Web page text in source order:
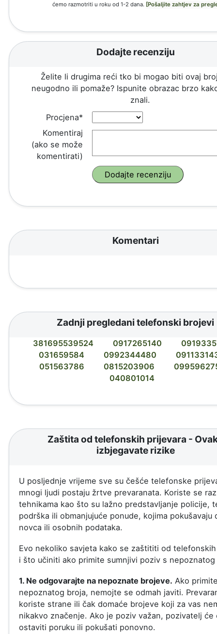
ćemo razmotriti u roku od 1-2 dana. [Pošaljite zahtjev za
Dodajte recenziju
Želite li drugima reći tko bi mogao biti ovaj
neugodno ili pomaže? Ispunite obrazac brzo
znali.
Procjena*
Komentiraj
(ako se može
komentirati)
Komentari
Zadnji pregledani telefonski brojevi
381695539524 0917265140
031659584
0992344480
051563786
0815203906
040801014
Zaštita od telefonskih prijevara -
izbjegavate rizike
U posljednje vrijeme sve su češće telefonske
mnogi ljudi postaju žrtve prevaranata. Koriste se
tehnikama kao što su lažno predstavljanje policije,
podrška ili obmanjujuće ponude, kojima pokušavaju
novca ili osobnih podataka.
Evo nekoliko savjeta kako se zaštititi od
i što učiniti ako primite sumnjivi poziv s nepoznatog
1. Ne odgovarajte na nepoznate brojeve. Ako
nepoznatog broja, nemojte se odmah javiti.
koriste strane ili čak domaće brojeve koji za vas
nikakvo značenje. Ako je poziv važan, pozivatelj će
ostaviti poruku ili pokušati ponovno.